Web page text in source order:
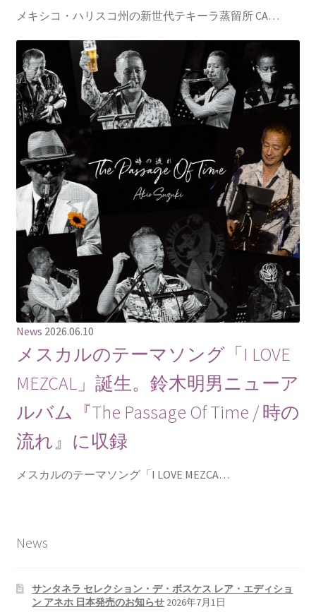
メキシコ・ハリスコ州の新世代テキーラ蒸留所 CA…
News 2026.06.10
メスカルのテーマソング「I LOVE
MEZCAL」誕生。鈴木明男ニューア
ルバム『The Passage Of Time / 時の
流れ』に収録
メスカルのテーマソング「I LOVE MEZCA…
News
サンタネラ セレクション・デ・ボスケス レア・エディショ
ン アネホ 日本発売のお知らせ 2026年7月1日